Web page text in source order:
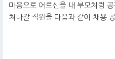
마음으로 어르신을 내 부모처럼
쳐나갈 직원을 다음과 같이 채용